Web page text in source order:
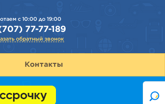
с 10:00 до 19:00
77-77-189
обратный звонок
Контакты